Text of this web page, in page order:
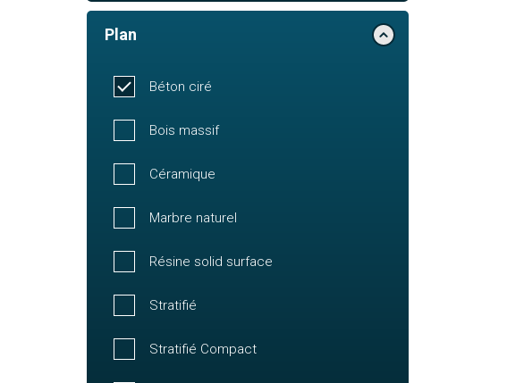
Plan
Béton ciré
Bois massif
Céramique
Marbre naturel
Résine solid surface
Stratifié
Stratifié Compact